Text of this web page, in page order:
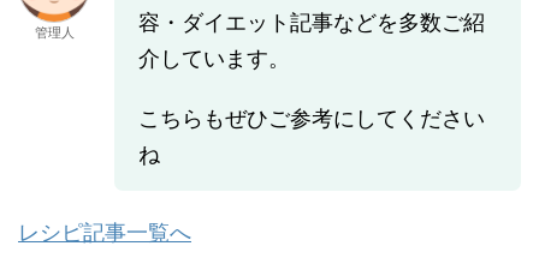
管理人
容・ダイエット記事などを多数ご紹
介しています。
こちらもぜひご参考にしてください
ね
レシピ記事一覧へ